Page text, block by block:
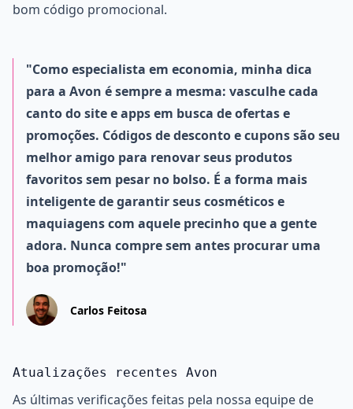
bom código promocional.
"Como especialista em economia, minha dica
para a Avon é sempre a mesma: vasculhe cada
canto do site e apps em busca de ofertas e
promoções. Códigos de desconto e cupons são seu
melhor amigo para renovar seus produtos
favoritos sem pesar no bolso. É a forma mais
inteligente de garantir seus cosméticos e
maquiagens com aquele precinho que a gente
adora. Nunca compre sem antes procurar uma
boa promoção!"
Carlos Feitosa
Atualizações recentes Avon
As últimas verificações feitas pela nossa equipe de